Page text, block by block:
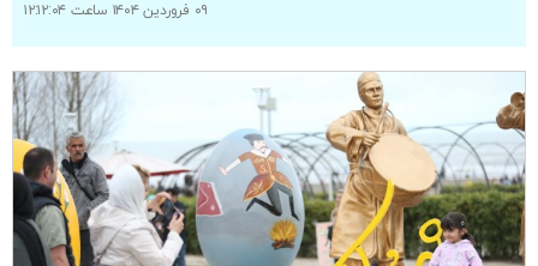
۰۹ فروردین ۱۴۰۴ ساعت ۱۲:۱۲:۰۴